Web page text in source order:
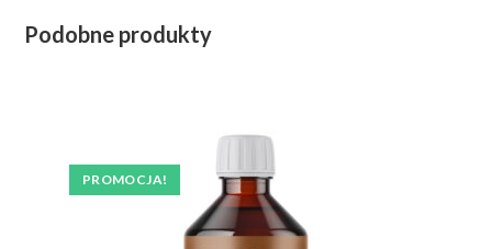
Podobne produkty
PROMOCJA!